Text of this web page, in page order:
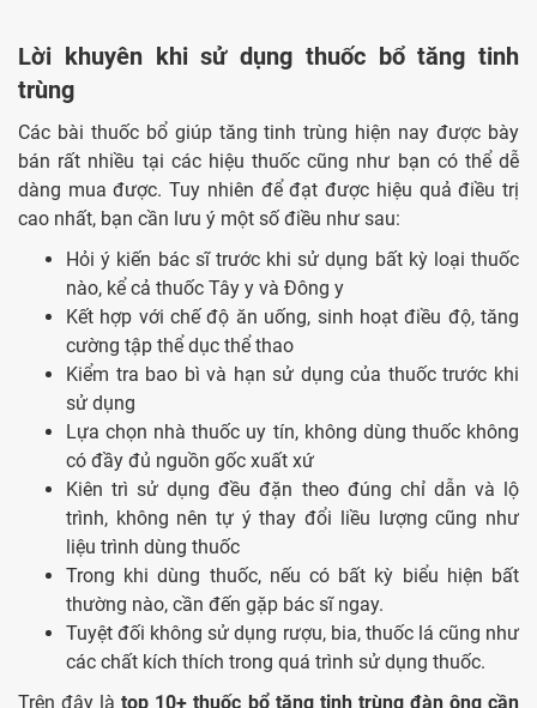
Lời khuyên khi sử dụng thuốc bổ tăng tinh
trùng
Các bài thuốc bổ giúp tăng tinh trùng hiện nay được bày
bán rất nhiều tại các hiệu thuốc cũng như bạn có thể dễ
dàng mua được. Tuy nhiên để đạt được hiệu quả điều trị
cao nhất, bạn cần lưu ý một số điều như sau:
Hỏi ý kiến bác sĩ trước khi sử dụng bất kỳ loại thuốc
nào, kể cả thuốc Tây y và Đông y
Kết hợp với chế độ ăn uống, sinh hoạt điều độ, tăng
cường tập thể dục thể thao
Kiểm tra bao bì và hạn sử dụng của thuốc trước khi
sử dụng
Lựa chọn nhà thuốc uy tín, không dùng thuốc không
có đầy đủ nguồn gốc xuất xứ
Kiên trì sử dụng đều đặn theo đúng chỉ dẫn và lộ
trình, không nên tự ý thay đổi liều lượng cũng như
liệu trình dùng thuốc
Trong khi dùng thuốc, nếu có bất kỳ biểu hiện bất
thường nào, cần đến gặp bác sĩ ngay.
Tuyệt đối không sử dụng rượu, bia, thuốc lá cũng như
các chất kích thích trong quá trình sử dụng thuốc.
Trên đây là top 10+ thuốc bổ tăng tinh trùng đàn ông cần